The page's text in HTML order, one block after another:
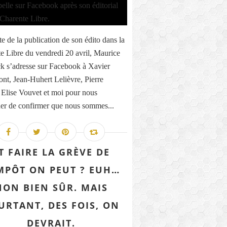
de la publication de son édito dans la
Libre du vendredi 20 avril, Maurice
s’adresse sur Facebook à Xavier
Jean-Huhert Lelièvre, Pierre
Vouvet et moi pour nous
de confirmer que nous sommes...
FAIRE LA GRÈVE DE
ON PEUT ? EUH…
BIEN SÛR. MAIS
DES FOIS, ON
DEVRAIT.